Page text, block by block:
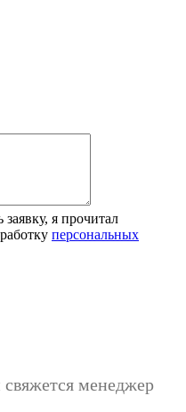
я прочитал
персональных
менеджер